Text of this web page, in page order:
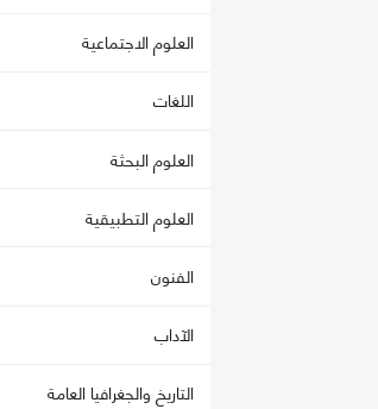
العلوم الاجتماعية
اللغات
العلوم البحثة
العلوم التطبيقية
الفنون
الآداب
التاريخ والجغرافيا العامة